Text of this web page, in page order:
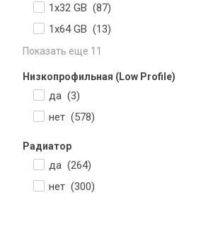
1x32 GB (87)
1х64 GB (13)
Показать еще 11
Низкопрофильная (Low Profile)
да (3)
нет (578)
Радиатор
да (264)
нет (300)